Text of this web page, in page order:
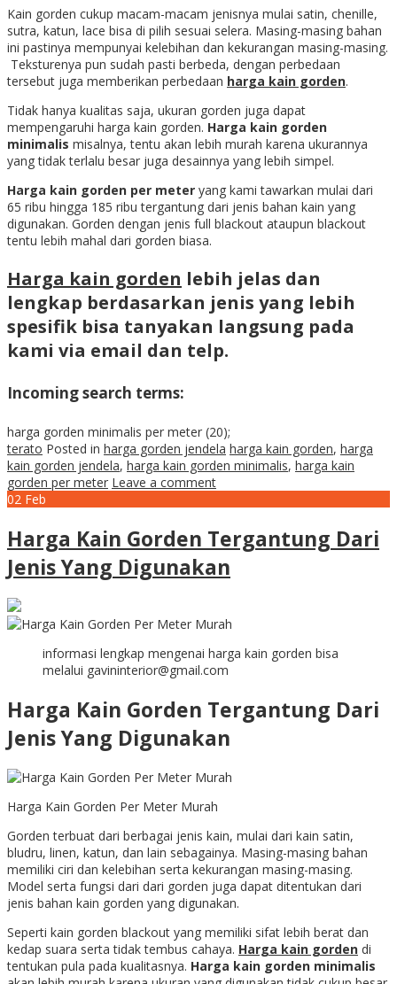
Kain gorden cukup macam-macam jenisnya mulai satin, chenille,
sutra, katun, lace bisa di pilih sesuai selera. Masing-masing bahan
ini pastinya mempunyai kelebihan dan kekurangan masing-masing.
Teksturenya pun sudah pasti berbeda, dengan perbedaan
tersebut juga memberikan perbedaan harga kain gorden.
Tidak hanya kualitas saja, ukuran gorden juga dapat
mempengaruhi harga kain gorden. Harga kain gorden
minimalis misalnya, tentu akan lebih murah karena ukurannya
yang tidak terlalu besar juga desainnya yang lebih simpel.
Harga kain gorden per meter yang kami tawarkan mulai dari
65 ribu hingga 185 ribu tergantung dari jenis bahan kain yang
digunakan. Gorden dengan jenis full blackout ataupun blackout
tentu lebih mahal dari gorden biasa.
Harga kain gorden lebih jelas dan
lengkap berdasarkan jenis yang lebih
spesifik bisa tanyakan langsung pada
kami via email dan telp.
Incoming search terms:
harga gorden minimalis per meter (20);
terato Posted in harga gorden jendela harga kain gorden, harga
kain gorden jendela, harga kain gorden minimalis, harga kain
gorden per meter Leave a comment
02 Feb
Harga Kain Gorden Tergantung Dari
Jenis Yang Digunakan
informasi lengkap mengenai harga kain gorden bisa
melalui gavininterior@gmail.com
Harga Kain Gorden Tergantung Dari
Jenis Yang Digunakan
Harga Kain Gorden Per Meter Murah
Gorden terbuat dari berbagai jenis kain, mulai dari kain satin,
bludru, linen, katun, dan lain sebagainya. Masing-masing bahan
memiliki ciri dan kelebihan serta kekurangan masing-masing.
Model serta fungsi dari dari gorden juga dapat ditentukan dari
jenis bahan kain gorden yang digunakan.
Seperti kain gorden blackout yang memiliki sifat lebih berat dan
kedap suara serta tidak tembus cahaya. Harga kain gorden di
tentukan pula pada kualitasnya. Harga kain gorden minimalis